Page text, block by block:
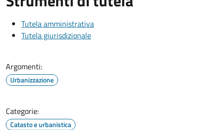
Tutela amministrativa
Tutela giurisdizionale
Argomenti:
Urbanizzazione
Categorie:
Catasto e urbanistica